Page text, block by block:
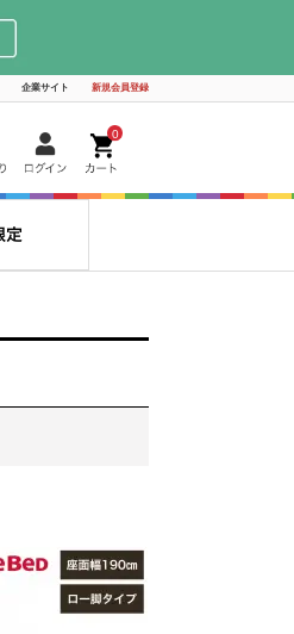
企業サイト 新規会員登録
0